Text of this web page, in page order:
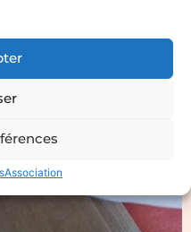
Association